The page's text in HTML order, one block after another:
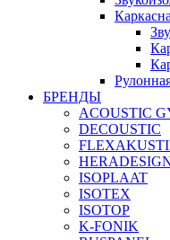
БРЕНДЫ
ACOUSTIC
DECOUSTIC
ISOPLAAT
ISOTEX
ISOTOP
K-FONIK